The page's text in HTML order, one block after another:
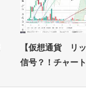
【仮想通貨 リ
信号？！チャー